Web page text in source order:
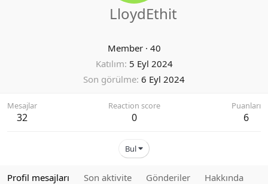
LloydEthit
Member · 40
Katılım 5 Eyl 2024
Son görülme 6 Eyl 2024
Mesajlar
32
Reaction score
0
Puanları
6
Bul
Profil mesajları Son aktivite Gönderiler Hakkında